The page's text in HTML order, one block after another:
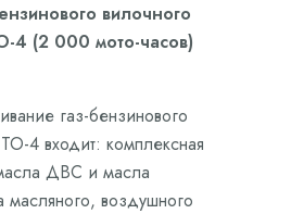
вилочного
4 (2 000 мото-часов)
газ-бензинового
4 входит: комплексная
ДВС и масла
воздушного